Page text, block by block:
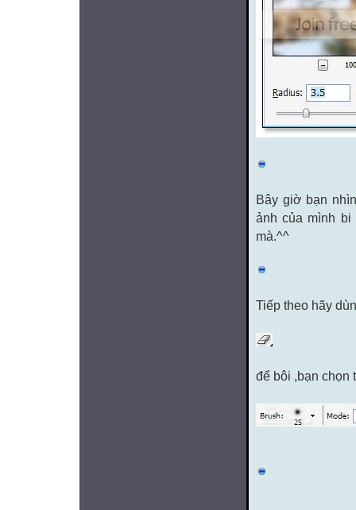
Bây giờ bạn
ảnh của mình
mà.^^
Tiếp theo hãy
để bôi ,bạn chọn